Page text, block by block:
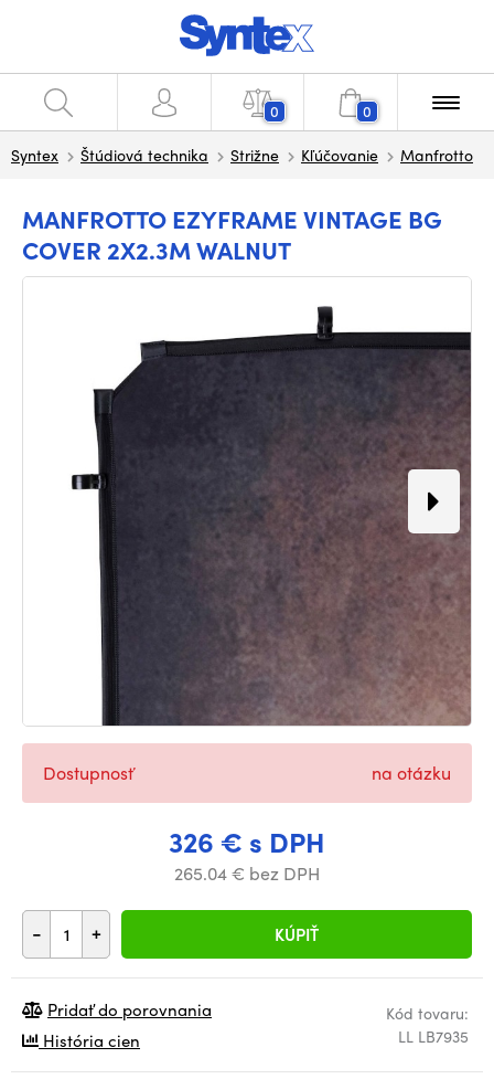
0 0
Syntex Štúdiová technika Strižne Kľúčovanie Manfrotto
MANFROTTO EZYFRAME VINTAGE BG
COVER 2X2.3M WALNUT
326 € s DPH
265.04 € bez DPH
- + KÚPIŤ
Dostupnosť na otázku
Kód tovaru:
LL LB7935
Pridať do porovnania
História cien